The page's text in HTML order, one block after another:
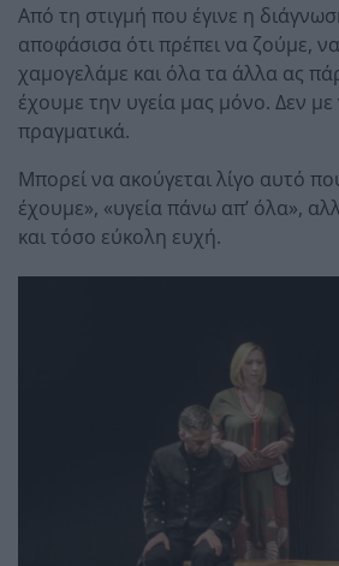
Από τη στιγμή που έγινε η
αποφάσισα ότι πρέπει να ζούμε,
χαμογελάμε και όλα τα άλλα ας
έχουμε την υγεία μας μόνο. Δεν με
πραγματικά.
Μπορεί να ακούγεται λίγο αυτό
έχουμε», «υγεία πάνω απ’ όλα»,
και τόσο εύκολη ευχή.